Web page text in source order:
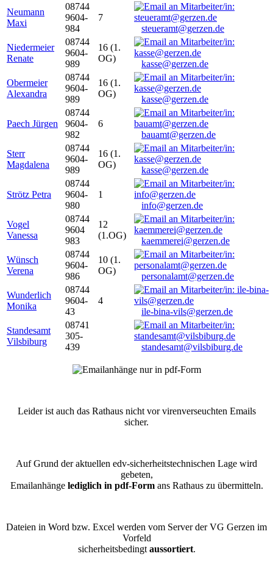
Neumann
Maxi
08744
9604-
984
7
steueramt@gerzen.de
Niedermeier
Renate
08744
9604-
989
16 (1.
OG)
kasse@gerzen.de
Obermeier
Alexandra
08744
9604-
989
16 (1.
OG)
kasse@gerzen.de
Paech Jürgen
08744
9604-
982
6
bauamt@gerzen.de
Sterr
Magdalena
08744
9604-
989
16 (1.
OG)
kasse@gerzen.de
Strötz Petra
08744
9604-
980
1
info@gerzen.de
Vogel
Vanessa
08744
9604
983
12
(1.OG)
kaemmerei@gerzen.de
Wünsch
Verena
08744
9604-
986
10 (1.
OG)
personalamt@gerzen.de
Wunderlich
Monika
08744
9604-
43
4
ile-bina-vils@gerzen.de
Standesamt
Vilsbiburg
08741
305-
439
standesamt@vilsbiburg.de
Leider ist auch das Rathaus nicht vor virenverseuchten Emails
sicher.
Auf Grund der aktuellen edv-sicherheitstechnischen Lage wird
gebeten,
Emailanhänge lediglich in pdf-Formans Rathaus zu übermitteln.
Dateien in Word bzw. Excel werden vom Server der VG Gerzen im
Vorfeld
sicherheitsbedingt aussortiert.